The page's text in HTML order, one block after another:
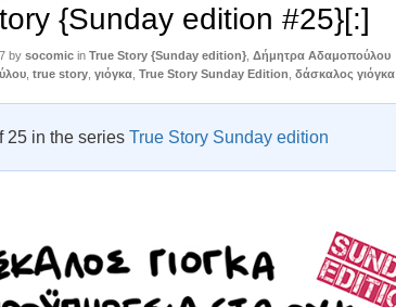
{Sunday edition #25}[:]
by socomic in True Story {Sunday edition} Δήμητρα Αδαμοπούλου
true story γιόγκα True Story Sunday Edition δάσκαλος γιόγκα
25 in the series True Story Sunday edition